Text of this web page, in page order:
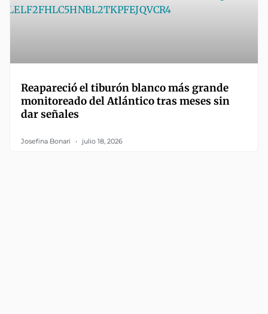
Reapareció el tiburón blanco más grande
monitoreado del Atlántico tras meses sin
dar señales
Josefina Bonari julio 18, 2026